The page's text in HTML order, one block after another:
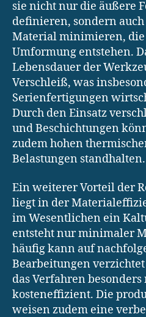
sie nicht nur die äußere
definieren, sondern
Material minimieren,
Umformung entstehen.
Lebensdauer der
Verschleiß, was
Serienfertigungen
Durch den Einsatz
und Beschichtungen
zudem hohen
Belastungen standhalten.
Ein weiterer Vorteil der
liegt in der
im Wesentlichen ein
entsteht nur minimaler
häufig kann auf
Bearbeitungen
das Verfahren
kosteneffizient. Die
weisen zudem eine